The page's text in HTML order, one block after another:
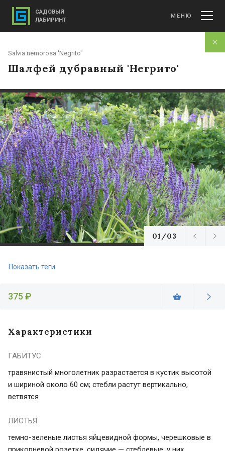
Salvia nemorosa 'Negrito'
Шалфей дубравный 'Негрито'
01/03
Показать теги
375 ₽
Характеристики
ГАБИТУС
травянистый многолетник разрастается в кустик высотой
и шириной около 60 см; стебли растут вертикально,
ветвятся
ЛИСТЬЯ
темно-зеленые листья яйцевидной формы, черешковые в
САДОВЫЙ
ЛАБИРИНТ
МЕНЮ